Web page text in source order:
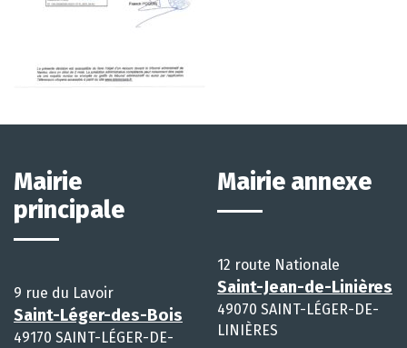
Mairie
principale
9 rue du Lavoir
Saint-Léger-des-Bois
49170 SAINT-LÉGER-DE-
Mairie annexe
12 route Nationale
Saint-Jean-de-Linières
49070 SAINT-LÉGER-DE-
LINIÈRES